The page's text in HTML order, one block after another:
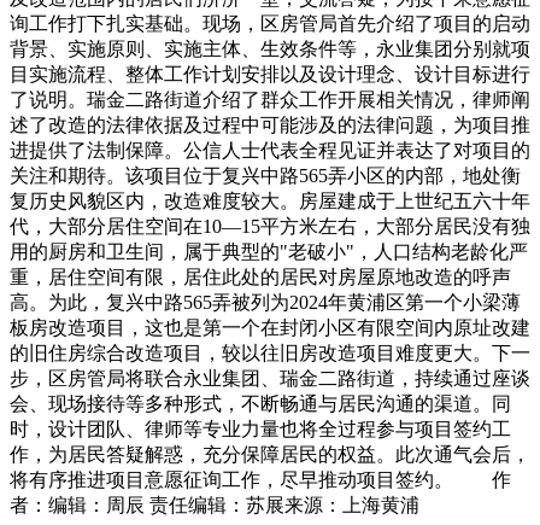
询工作打下扎实基础。现场，区房管局首先介绍了项目的启动
背景、实施原则、实施主体、生效条件等，永业集团分别就项
目实施流程、整体工作计划安排以及设计理念、设计目标进行
了说明。瑞金二路街道介绍了群众工作开展相关情况，律师阐
述了改造的法律依据及过程中可能涉及的法律问题，为项目推
进提供了法制保障。公信人士代表全程见证并表达了对项目的
关注和期待。该项目位于复兴中路565弄小区的内部，地处衡
复历史风貌区内，改造难度较大。房屋建成于上世纪五六十年
代，大部分居住空间在10—15平方米左右，大部分居民没有独
用的厨房和卫生间，属于典型的"老破小"，人口结构老龄化严
重，居住空间有限，居住此处的居民对房屋原地改造的呼声
高。为此，复兴中路565弄被列为2024年黄浦区第一个小梁薄
板房改造项目，这也是第一个在封闭小区有限空间内原址改建
的旧住房综合改造项目，较以往旧房改造项目难度更大。下一
步，区房管局将联合永业集团、瑞金二路街道，持续通过座谈
会、现场接待等多种形式，不断畅通与居民沟通的渠道。同
时，设计团队、律师等专业力量也将全过程参与项目签约工
作，为居民答疑解惑，充分保障居民的权益。此次通气会后，
将有序推进项目意愿征询工作，尽早推动项目签约。 作
者：编辑：周辰 责任编辑：苏展来源：上海黄浦